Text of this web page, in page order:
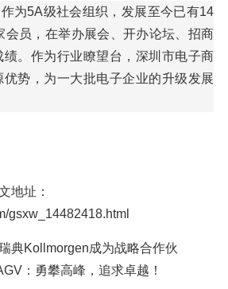
为5A级社会组织，发展至今已有14
会员，在举办展会、开办论坛、招商
。作为行业瞭望台，深圳市电子商
势，为一大批电子企业的升级发展
地址：
gsxw_14482418.html
典Kollmorgen成为战略合作伙
：勇攀高峰，追求卓越！